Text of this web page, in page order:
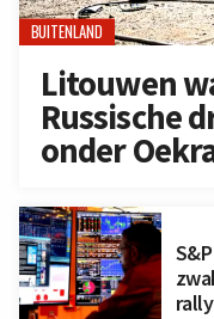
BUITENLAND
Litouwen
Russische
onder